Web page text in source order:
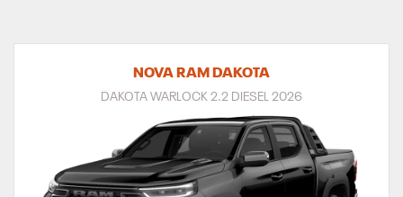
NOVA RAM DAKOTA
DAKOTA WARLOCK 2.2 DIESEL 2026